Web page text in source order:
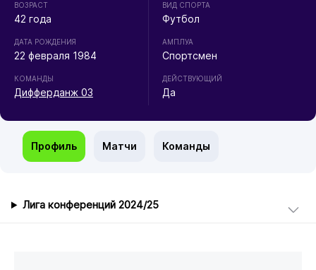
ВОЗРАСТ
42 года
ДАТА РОЖДЕНИЯ
22 февраля 1984
КОМАНДЫ
Дифферданж 03
ВИД СПОРТА
Футбол
АМПЛУА
Спортсмен
ДЕЙСТВУЮЩИЙ
Да
Профиль Матчи Команды
Лига конференций 2024/25